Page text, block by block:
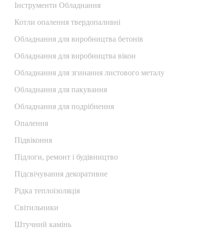
Інструменти Обладнання
Котли опалення твердопаливні
Обладнання для виробництва бетонів
Обладнання для виробництва вікон
Обладнання для згинання листового металу
Обладнання для пакування
Обладнання для подрібнення
Опалення
Підвіконня
Підлоги, ремонт і будівництво
Підсвічування декоративне
Рідка теплоізоляція
Світильники
Штучний камінь